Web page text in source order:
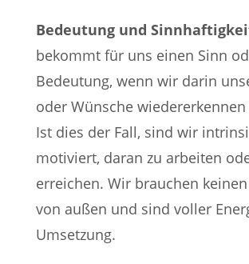
Bedeutung und
bekommt für uns einen Sinn
Bedeutung, wenn wir darin
oder Wünsche
Ist dies der Fall, sind wir
motiviert, daran zu arbeiten
erreichen. Wir brauchen
von außen und sind voller
Umsetzung.